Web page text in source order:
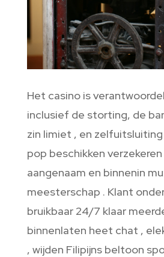
Het casino is
inclusief de storting, de
zin limiet , en
pop beschikken
aangenaam en binnenin
meesterschap . Klant
bruikbaar 24/7 klaar
binnenlaten heet chat ,
, wijden Filipijns beltoon